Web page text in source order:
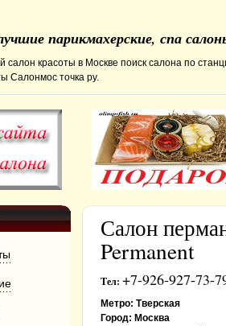
парикмахерские, спа
салон красоты в Москве поиск салона по
Салонмос точка ру.
Салон
Permanent
Тел: +7-926-927-73-
Метро: Тверская
Город: Москва